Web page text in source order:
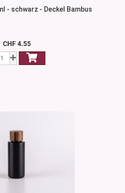
- schwarz - Deckel Bambus
CHF 4.55